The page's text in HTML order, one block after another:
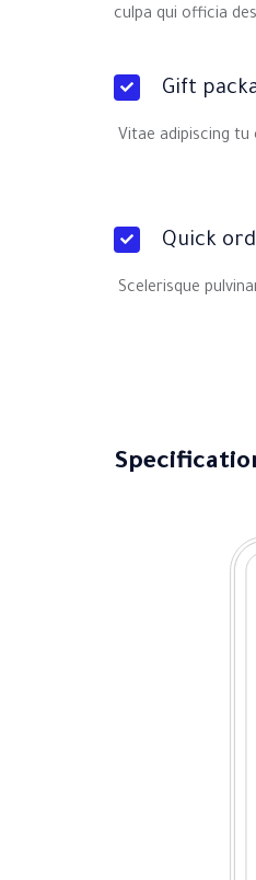
culpa qui officia
Gift
Vitae adipiscing tu
Quick
Scelerisque